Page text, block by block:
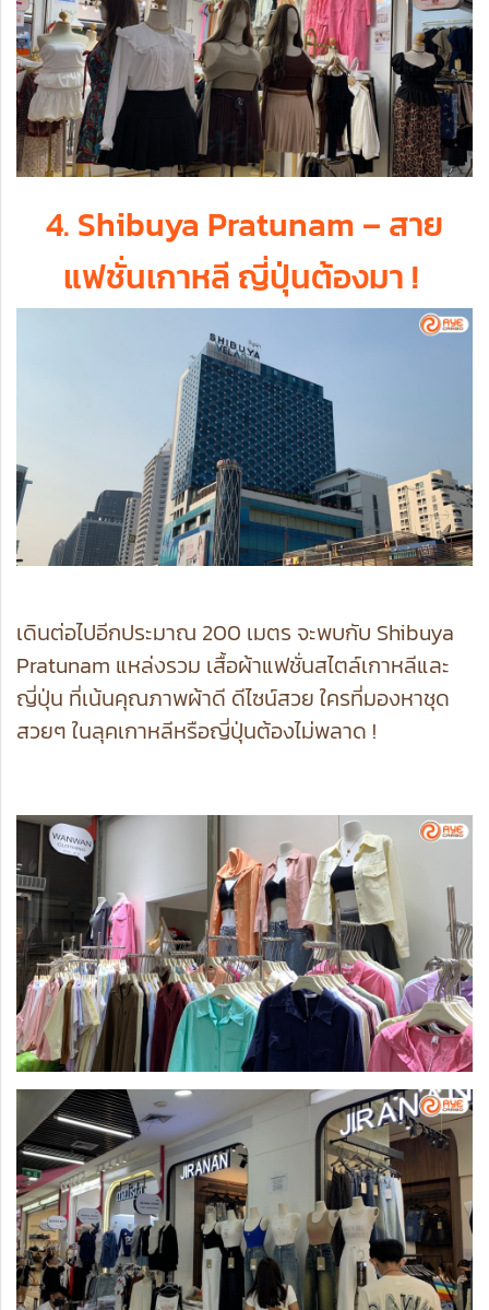
4. Shibuya Pratunam – สาย
แฟชั่นเกาหลี ญี่ปุ่นต้องมา !
เดินต่อไปอีกประมาณ 200 เมตร จะพบกับ Shibuya
Pratunam แหล่งรวม เสื้อผ้าแฟชั่นสไตล์เกาหลีและ
ญี่ปุ่น ที่เน้นคุณภาพผ้าดี ดีไซน์สวย ใครที่มองหาชุด
สวยๆ ในลุคเกาหลีหรือญี่ปุ่นต้องไม่พลาด !